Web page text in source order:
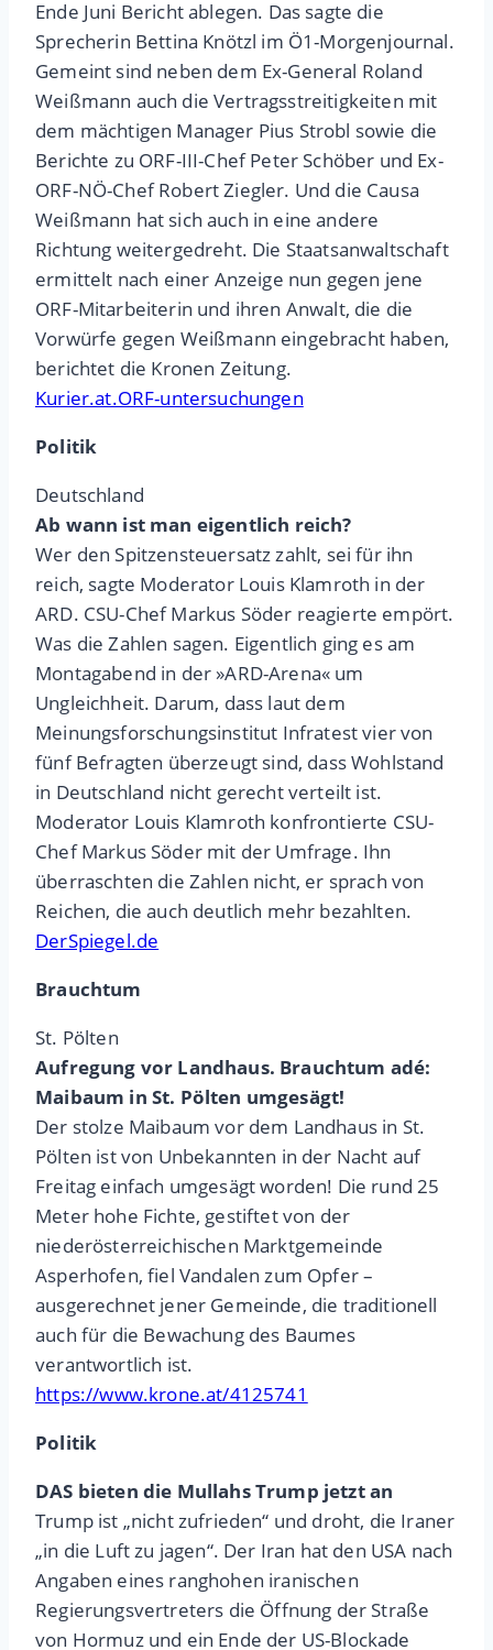
Ende Juni Bericht ablegen. Das sagte die
Sprecherin Bettina Knötzl im Ö1-Morgenjournal.
Gemeint sind neben dem Ex-General Roland
Weißmann auch die Vertragsstreitigkeiten mit
dem mächtigen Manager Pius Strobl sowie die
Berichte zu ORF-III-Chef Peter Schöber und Ex-
ORF-NÖ-Chef Robert Ziegler. Und die Causa
Weißmann hat sich auch in eine andere
Richtung weitergedreht. Die Staatsanwaltschaft
ermittelt nach einer Anzeige nun gegen jene
ORF-Mitarbeiterin und ihren Anwalt, die die
Vorwürfe gegen Weißmann eingebracht haben,
berichtet die Kronen Zeitung.
Kurier.at.ORF-untersuchungen
Politik
Deutschland
Ab wann ist man eigentlich reich?
Wer den Spitzensteuersatz zahlt, sei für ihn
reich, sagte Moderator Louis Klamroth in der
ARD. CSU-Chef Markus Söder reagierte empört.
Was die Zahlen sagen. Eigentlich ging es am
Montagabend in der »ARD-Arena« um
Ungleichheit. Darum, dass laut dem
Meinungsforschungsinstitut Infratest vier von
fünf Befragten überzeugt sind, dass Wohlstand
in Deutschland nicht gerecht verteilt ist.
Moderator Louis Klamroth konfrontierte CSU-
Chef Markus Söder mit der Umfrage. Ihn
überraschten die Zahlen nicht, er sprach von
Reichen, die auch deutlich mehr bezahlten.
DerSpiegel.de
Brauchtum
St. Pölten
Aufregung vor Landhaus. Brauchtum adé:
Maibaum in St. Pölten umgesägt!
Der stolze Maibaum vor dem Landhaus in St.
Pölten ist von Unbekannten in der Nacht auf
Freitag einfach umgesägt worden! Die rund 25
Meter hohe Fichte, gestiftet von der
niederösterreichischen Marktgemeinde
Asperhofen, fiel Vandalen zum Opfer –
ausgerechnet jener Gemeinde, die traditionell
auch für die Bewachung des Baumes
verantwortlich ist.
https://www.krone.at/4125741
Politik
DAS bieten die Mullahs Trump jetzt an
Trump ist „nicht zufrieden“ und droht, die Iraner
„in die Luft zu jagen“. Der Iran hat den USA nach
Angaben eines ranghohen iranischen
Regierungsvertreters die Öffnung der Straße
von Hormuz und ein Ende der US-Blockade